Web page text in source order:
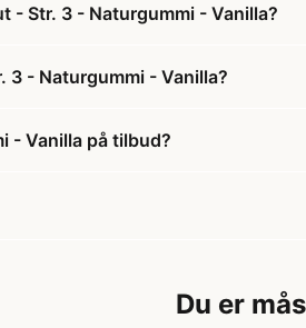
- Str. 3 - Naturgummi - Vanilla?
3 - Naturgummi - Vanilla?
- Vanilla på tilbud?
Du er